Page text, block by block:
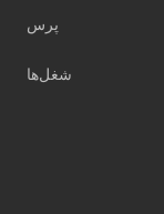
پرس
شغل‌ها